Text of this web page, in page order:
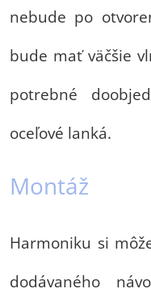
nebude po
bude mať väčšie
potrebné
oceľové lanká.
Montáž
Harmoniku si
dodávaného